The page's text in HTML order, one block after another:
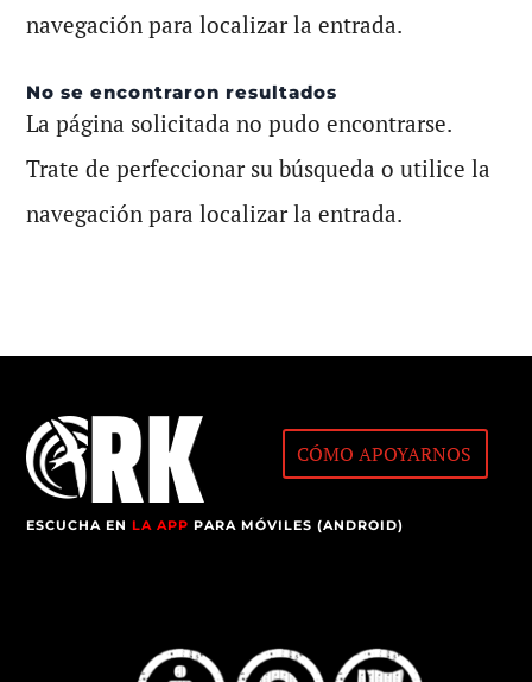
navegación para localizar la entrada.
No se encontraron resultados
La página solicitada no pudo encontrarse.
Trate de perfeccionar su búsqueda o utilice la
navegación para localizar la entrada.
CÓMO APOYARNOS
ESCUCHA ENLA APP PARA MÓVILES (ANDROID)